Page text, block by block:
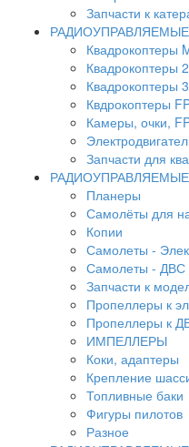
Запчасти к
Квадрокоптеры
Квадрокоптеры
Квадрокоптеры
Квдрокоптеры
Камеры, очки,
Запчасти для
Планеры
Самолёты для
Копии
Самолеты -
Самолеты - ДВС
Запчасти к
Пропеллеры к
Пропеллеры к
ИМПЕЛЛЕРЫ
Коки, адаптеры
Крепление
Топливные баки
Фигуры пилотов
Разное